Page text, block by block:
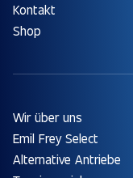
Kontakt
Shop
Wir über uns
Emil Frey Select
Alternative Antriebe